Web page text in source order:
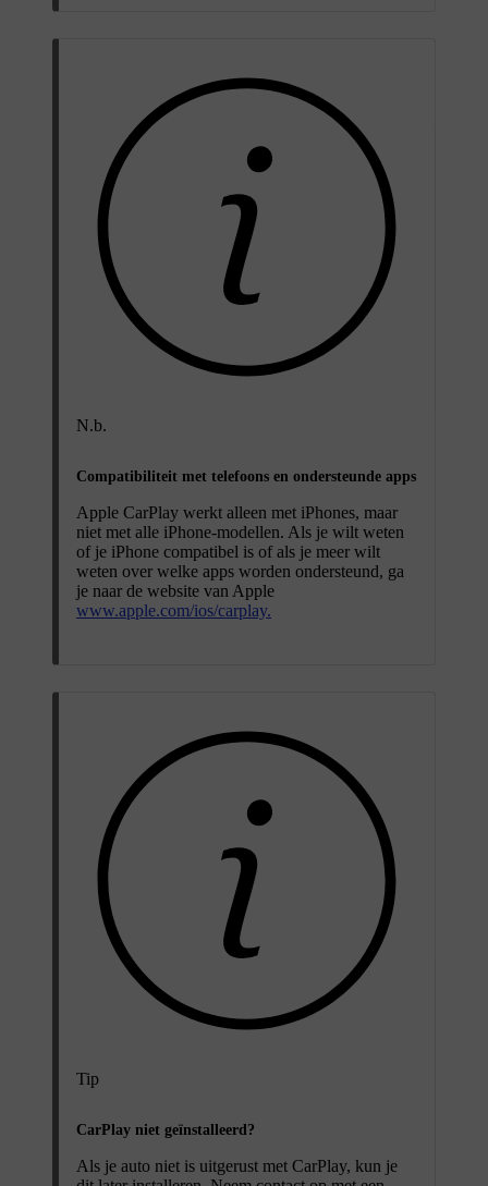
N.b.
Compatibiliteit met telefoons en ondersteunde apps
Apple CarPlay werkt alleen met iPhones, maar
niet met alle iPhone-modellen. Als je wilt weten
of je iPhone compatibel is of als je meer wilt
weten over welke apps worden ondersteund, ga
je naar de website van Apple
www.apple.com/ios/carplay.
Tip
CarPlay niet geïnstalleerd?
Als je auto niet is uitgerust met CarPlay, kun je